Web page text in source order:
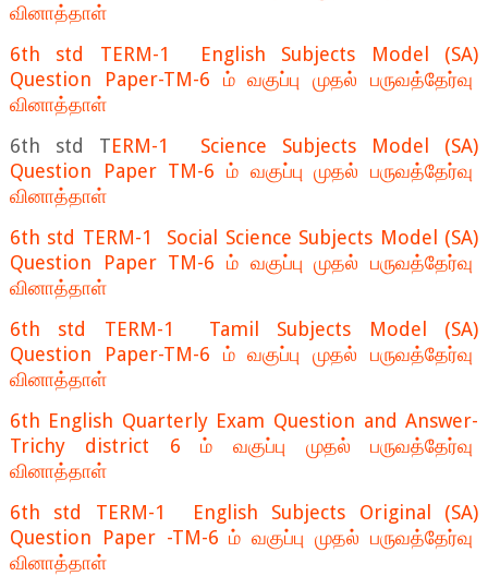
வினாத்தாள்
6th std TERM-1 English Subjects Model (SA)
Question Paper-TM-6 ம் வகுப்பு முதல் பருவத்தேர்வு
வினாத்தாள்
6th std TERM-1 Science Subjects Model (SA)
Question Paper TM-6 ம் வகுப்பு முதல் பருவத்தேர்வு
வினாத்தாள்
6th std TERM-1 Social Science Subjects Model (SA)
Question Paper TM-6 ம் வகுப்பு முதல் பருவத்தேர்வு
வினாத்தாள்
6th std TERM-1 Tamil Subjects Model (SA)
Question Paper-TM-6 ம் வகுப்பு முதல் பருவத்தேர்வு
வினாத்தாள்
6th English Quarterly Exam Question and Answer-
Trichy district 6 ம் வகுப்பு முதல் பருவத்தேர்வு
வினாத்தாள்
6th std TERM-1 English Subjects Original (SA)
Question Paper -TM-6 ம் வகுப்பு முதல் பருவத்தேர்வு
வினாத்தாள்